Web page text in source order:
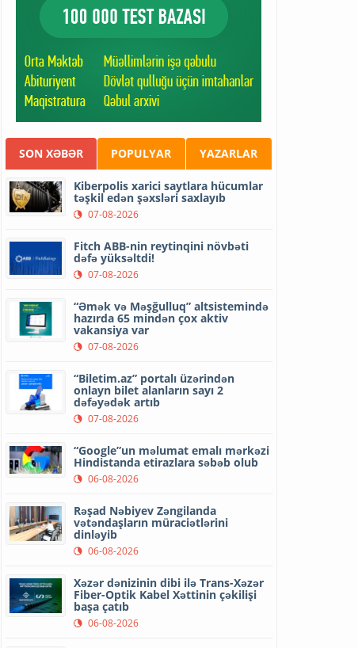
SON XƏBƏR POPULYAR YAZARLAR
Kiberpolis xarici saytlara hücumlar
təşkil edən şəxsləri saxlayıb
07-08-2026
Fitch ABB-nin reytinqini növbəti
dəfə yüksəltdi!
07-08-2026
“Əmək və Məşğulluq” altsistemində
hazırda 65 mindən çox aktiv
vakansiya var
07-08-2026
“Biletim.az” portalı üzərindən
onlayn bilet alanların sayı 2
dəfəyədək artıb
07-08-2026
“Google”un məlumat emalı mərkəzi
Hindistanda etirazlara səbəb olub
06-08-2026
Rəşad Nəbiyev Zəngilanda
vətəndaşların müraciətlərini
dinləyib
06-08-2026
Xəzər dənizinin dibi ilə Trans-Xəzər
Fiber-Optik Kabel Xəttinin çəkilişi
başa çatıb
06-08-2026